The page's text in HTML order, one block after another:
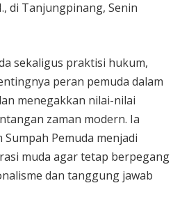
di Tanjungpinang, Senin
sekaligus praktisi hukum,
peran pemuda dalam
menegakkan nilai-nilai
zaman modern. Ia
Pemuda menjadi
muda agar tetap berpegang
dan tanggung jawab